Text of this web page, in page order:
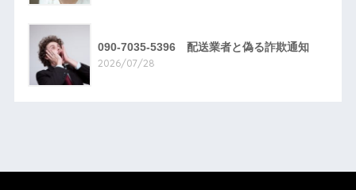
090-7035-5396 配送業者と偽る詐欺通知
2026/07/28